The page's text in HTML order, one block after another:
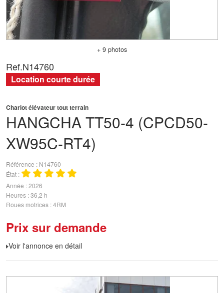
+ 9 photos
HANGCHATT50-4 (CPCD50-
XW95C-RT4)
Chariot élévateur tout terrain
Référence
N14760
État
Année 2026
Heures 36,2 h
Roues motrices 4RM
Prix sur demande
Voir l'annonce en détail
Ref.N14760
Location courte durée